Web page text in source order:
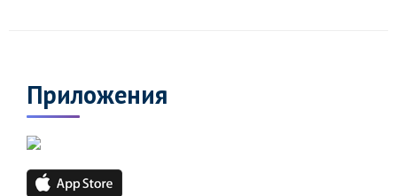
Приложения